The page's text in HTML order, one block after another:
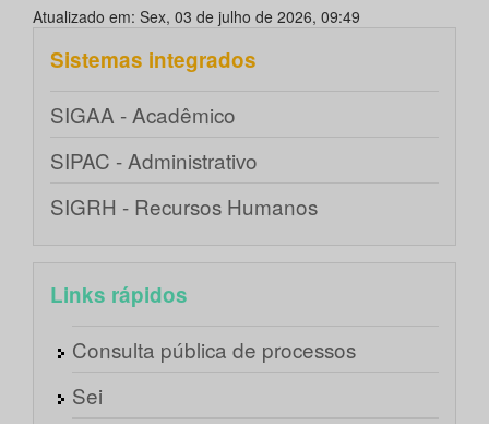
Atualizado em: Sex, 03 de julho de 2026, 09:49
Sistemas integrados
SIGAA - Acadêmico
SIPAC - Administrativo
SIGRH - Recursos Humanos
Links rápidos
Consulta pública de processos
Sei